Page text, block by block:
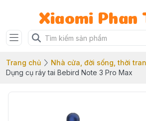
Xiaomi Phan
Trang chủ
Nhà cửa, đời sống, thời
Dụng cụ ráy tai Bebird Note 3 Pro Max